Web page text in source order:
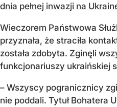
dnia pełnej inwazji na
Wieczorem Państwowa
przyznała, że straciła
została zdobyta. Zginęli
funkcjonariuszy ukraińskiej
– Wszyscy pogranicznicy
nie poddali. Tytuł Bohatera